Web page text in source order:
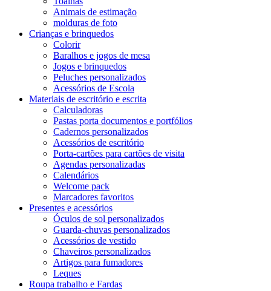
Animais de estimação
molduras de foto
Crianças e brinquedos
Colorir
Baralhos e jogos de mesa
Jogos e brinquedos
Peluches personalizados
Acessórios de Escola
Materiais de escritório e escrita
Calculadoras
Pastas porta documentos e portfólios
Cadernos personalizados
Acessórios de escritório
Porta-cartões para cartões de visita
Agendas personalizadas
Calendários
Welcome pack
Marcadores favoritos
Presentes e acessórios
Óculos de sol personalizados
Guarda-chuvas personalizados
Acessórios de vestido
Chaveiros personalizados
Artigos para fumadores
Leques
Roupa trabalho e Fardas